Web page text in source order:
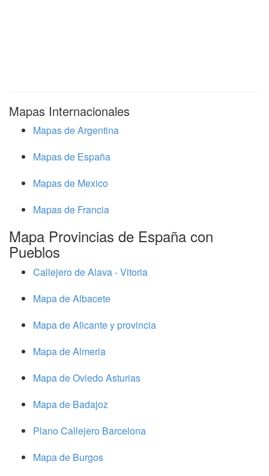
Mapas Internacionales
Mapas de Argentina
Mapas de España
Mapas de Mexico
Mapas de Francia
Mapa Provincias de España con
Pueblos
Callejero de Alava - Vitoria
Mapa de Albacete
Mapa de Alicante y provincia
Mapa de Almeria
Mapa de Oviedo Asturias
Mapa de Badajoz
Plano Callejero Barcelona
Mapa de Burgos